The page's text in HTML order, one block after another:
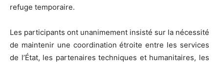
refuge temporaire.
Les participants ont unanimement insisté sur la nécessité
de maintenir une coordination étroite entre les services
de l’État, les partenaires techniques et humanitaires, les